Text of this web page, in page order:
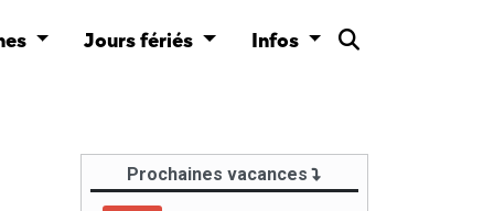
Jours fériés Infos
Prochaines vacances